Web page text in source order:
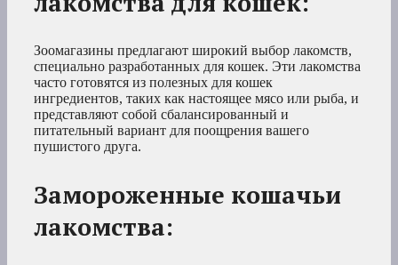
Зоомагазины предлагают широкий выбор лакомств,
специально разработанных для кошек. Эти лакомства
часто готовятся из полезных для кошек
ингредиентов, таких как настоящее мясо или рыба, и
представляют собой сбалансированный и
питательный вариант для поощрения вашего
пушистого друга.
Замороженные кошачьи
лакомства: